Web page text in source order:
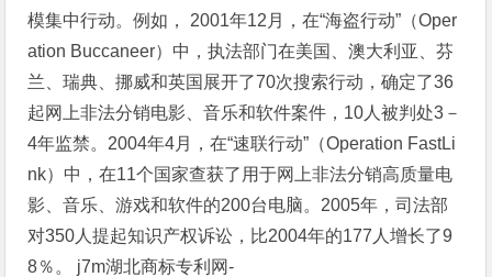
模集中行动。例如， 2001年12月，在“海盗行动”（Oper
ation Buccaneer）中，执法部门在美国、澳大利亚、芬
兰、瑞典、挪威和英国展开了70次搜索行动，确定了36
起网上非法分销电影、音乐和软件案件，10人被判处3－
4年监禁。2004年4月，在“速联行动”（Operation FastLi
nk）中，在11个国家查获了用于网上非法分销高质量电
影、音乐、游戏和软件的200台电脑。2005年，司法部
对350人提起知识产权诉讼，比2004年的177人增长了9
8％。 j7m湖北商标专利网-